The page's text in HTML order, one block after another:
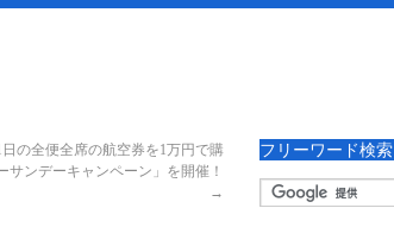
の全便全席の航空券を1万円で購
サンデーキャンペーン」を開催！
→
フリーワード検索